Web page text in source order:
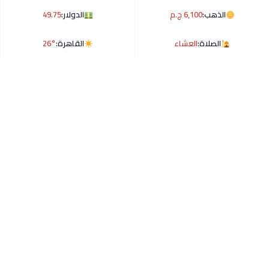
الذهب:6,100 ج.م الدولار:49.75
الصلاة:العشاء القاهرة:26°